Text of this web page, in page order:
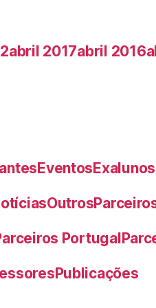
abril 2017abril 2016
EventosExalunos
Outros
Portugal
Publicações